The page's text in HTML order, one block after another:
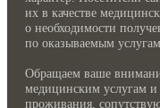
их в качестве
о необходимости
по оказываемым
Обращаем ваше
медицинским услугам и
проживания,